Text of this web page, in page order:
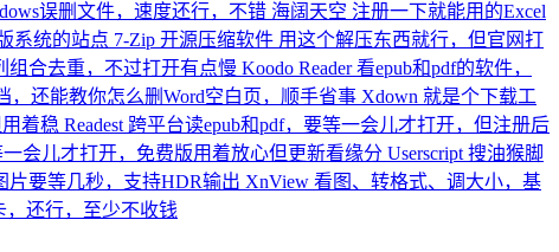
误删文件，速度还行，不错 海阔天空 注册一下就能用的Excel
系统的站点 7-Zip 开源压缩软件 用这个解压东西就行，但官网打
组合去重，不过打开有点慢 Koodo Reader 看epub和pdf的软件，
，还能教你怎么删Word空白页，顺手省事 Xdown 就是个下载工
着稳 Readest 跨平台读epub和pdf，要等一会儿才打开，但注册后
会儿才打开，免费版用着放心但更新看缘分 Userscript 搜油猴脚
片要等几秒，支持HDR输出 XnView 看图、转格式、调大小，基
还行，至少不收钱